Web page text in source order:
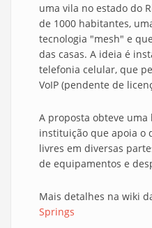
uma vila no estado do
de 1000 habitantes,
tecnologia "mesh" e
das casas. A ideia é
telefonia celular, que
VoIP (pendente de
A proposta obteve uma
instituição que apoia o
livres em diversas
de equipamentos e
Mais detalhes na wiki
Springs